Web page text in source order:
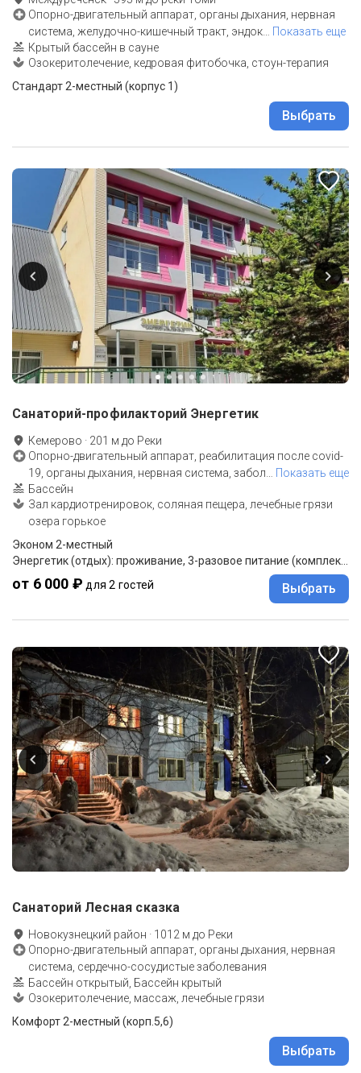
Опорно-двигательный аппарат, органы дыхания, нервная
система, желудочно-кишечный тракт, эндок… Показать еще
Крытый бассейн в сауне
Озокеритолечение, кедровая фитобочка, стоун-терапия
Стандарт 2-местный (корпус 1)
Выбрать
Санаторий-профилакторий Энергетик
Кемерово · 201 м до Реки
Опорно-двигательный аппарат, реабилитация после covid-
19, органы дыхания, нервная система, забол
Показать еще
Бассейн
Зал кардиотренировок, соляная пещера, лечебные грязи
озера горькое
Эконом 2-местный
от 6 000 ₽ для 2 гостей Выбрать
Санаторий Лесная сказка
Новокузнецкий район · 1012 м до Реки
Опорно-двигательный аппарат, органы дыхания, нервная
система, сердечно-сосудистые заболевания
Бассейн открытый, Бассейн крытый
Озокеритолечение, массаж, лечебные грязи
Комфорт 2-местный (корп.5,6)
Выбрать